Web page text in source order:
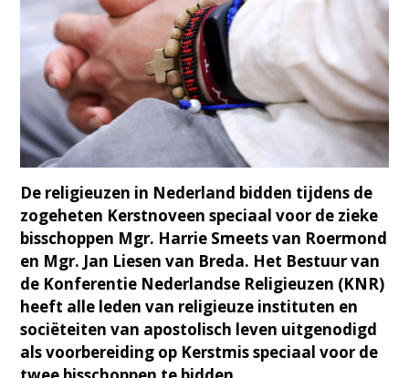
De religieuzen in Nederland bidden tijdens de
zogeheten Kerstnoveen speciaal voor de zieke
bisschoppen Mgr. Harrie Smeets van Roermond
en Mgr. Jan Liesen van Breda. Het Bestuur van
de Konferentie Nederlandse Religieuzen (KNR)
heeft alle leden van religieuze instituten en
sociëteiten van apostolisch leven uitgenodigd
als voorbereiding op Kerstmis speciaal voor de